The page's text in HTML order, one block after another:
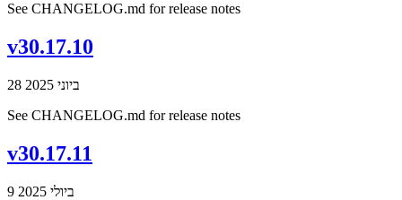
See CHANGELOG.md for release notes
v30.17.10
28 ביוני 2025
See CHANGELOG.md for release notes
v30.17.11
9 ביולי 2025